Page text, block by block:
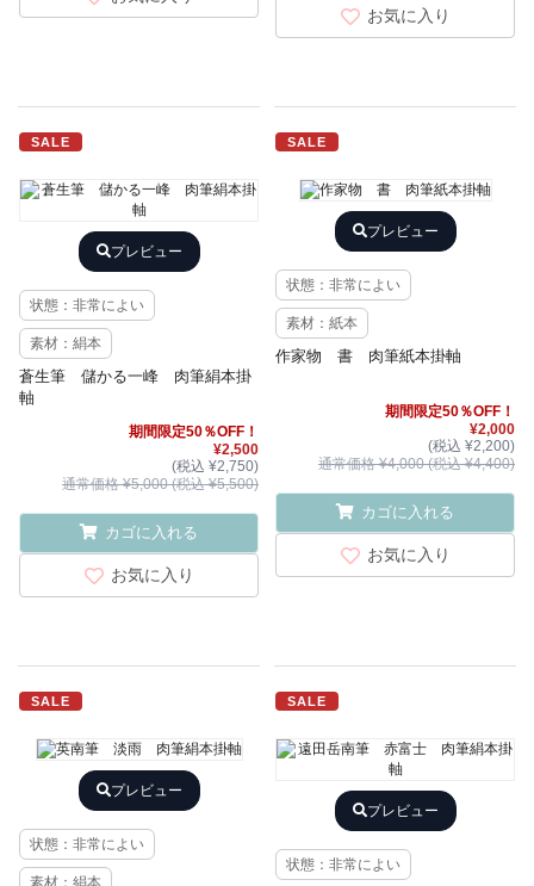
お気に入り
SALE
プレビュー
状態：非常によい
素材：絹本
蒼生筆 儲かる一峰 肉筆絹本掛
軸
期間限定50％OFF！
¥2,500
(税込 ¥2,750)
通常価格 ¥5,000 (税込 ¥5,500)
カゴに入れる
お気に入り
SALE
プレビュー
状態：非常によい
素材：紙本
作家物 書 肉筆紙本掛軸
期間限定50％OFF！
¥2,000
(税込 ¥2,200)
通常価格 ¥4,000 (税込 ¥4,400)
カゴに入れる
お気に入り
SALE
プレビュー
状態：非常によい
素材：絹本
SALE
プレビュー
状態：非常によい